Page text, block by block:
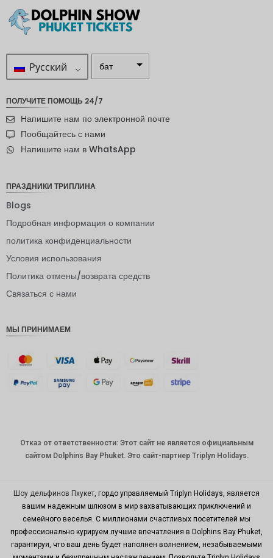
Русский бат
я крона
андский
ЙЕНА
евро
ая
крона
САПР
корейск
ая вона
китайски
й юань
ПОЛУЧИТЕ ПОМОЩЬ 24/7
Напишите нам по электронной почте
Пообщайтесь с нами
Напишите нам в WhatsApp
ПРАЗДНИКИ ТРИПЛИНА
Blogs
Подробная информация о компании
политика конфиденциальности
Условия использования
Политика отмены/возврата средств
Связаться с нами
МЫ ПРИНИМАЕМ
Отказ от ответственности: Этот сайт не является официальным
сайтом Dolphins Bay Phuket. Это сайт-партнер Triplyn Holidays.
Шоу дельфинов Пхукет , гордо управляемый Triplyn Holidays, является
вашим надежным шлюзом в мир захватывающих приключений и
семейного веселья. С миллионами счастливых посетителей мы
профессионально курируем лучшие впечатления в Dolphins Bay Phuket,
гарантируя, что ваш день будет наполнен волнением, незабываемыми